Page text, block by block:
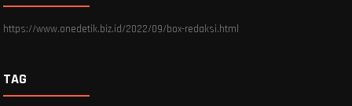
https://www.onedetik.biz.id/2022/09/box-redaksi.html
TAG